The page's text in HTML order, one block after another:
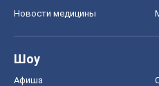
Новости медицины
Шоу
Афиша